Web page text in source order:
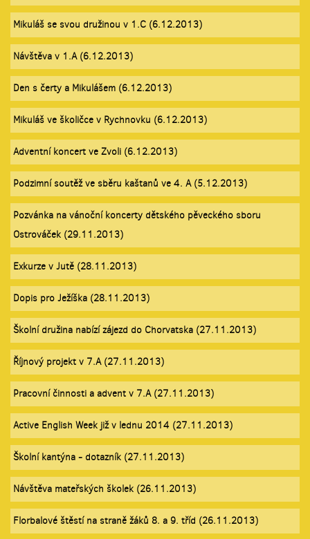
Mikuláš se svou družinou v 1.C (6.12.2013)
Návštěva v 1.A (6.12.2013)
Den s čerty a Mikulášem (6.12.2013)
Mikuláš ve školičce v Rychnovku (6.12.2013)
Adventní koncert ve Zvoli (6.12.2013)
Podzimní soutěž ve sběru kaštanů ve 4. A (5.12.2013)
Pozvánka na vánoční koncerty dětského pěveckého sboru
Ostrováček (29.11.2013)
Exkurze v Jutě (28.11.2013)
Dopis pro Ježíška (28.11.2013)
Školní družina nabízí zájezd do Chorvatska (27.11.2013)
Říjnový projekt v 7.A (27.11.2013)
Pracovní činnosti a advent v 7.A (27.11.2013)
Active English Week již v lednu 2014 (27.11.2013)
Školní kantýna - dotazník (27.11.2013)
Návštěva mateřských školek (26.11.2013)
Florbalové štěstí na straně žáků 8. a 9. tříd (26.11.2013)